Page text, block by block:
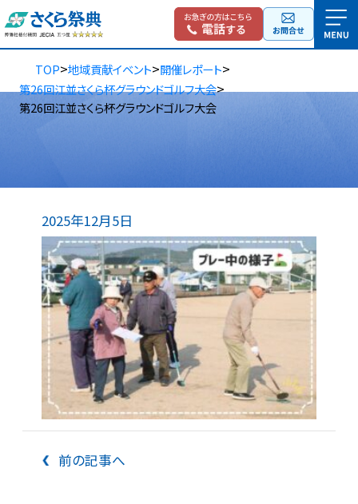
TOP>地域貢献イベント>開催レポート>
第26回江並さくら杯グラウンドゴルフ大会>
第26回江並さくら杯グラウンドゴルフ大会
2025年12月5日
前の記事へ